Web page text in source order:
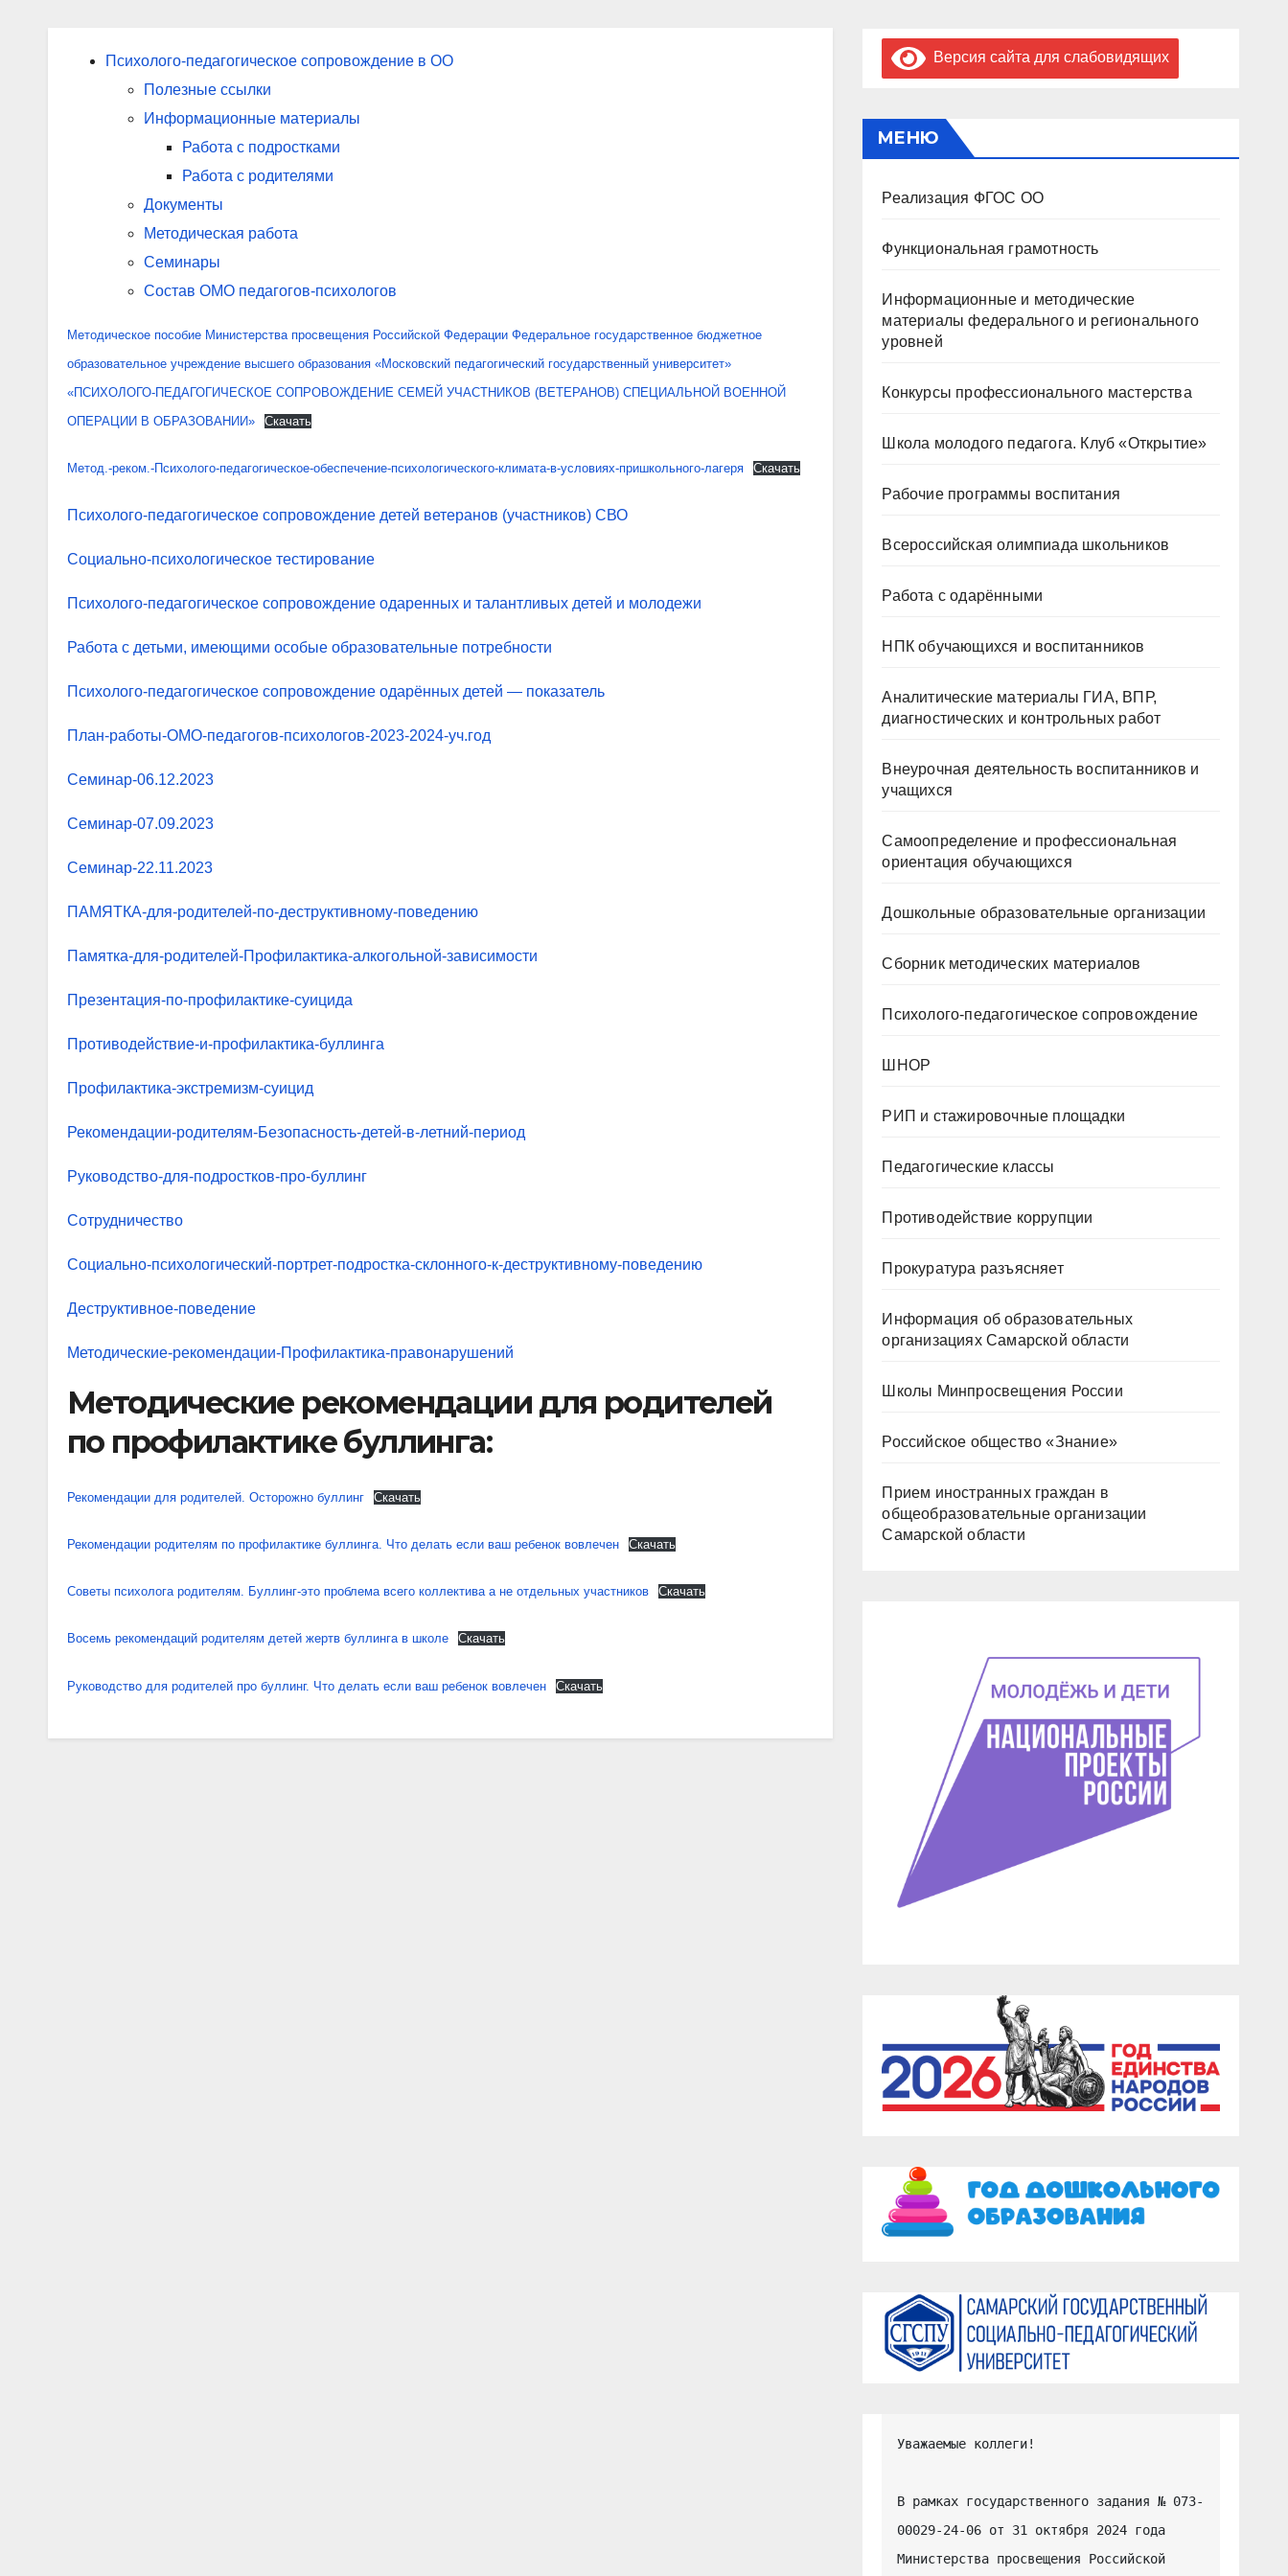
Психолого-педагогическое сопровождение в ОО
Полезные ссылки
Информационные материалы
Работа с подростками
Работа с родителями
Документы
Методическая работа
Семинары
Состав ОМО педагогов-психологов
Методическое пособие Министерства просвещения Российской Федерации Федеральное государственное бюджетное
образовательное учреждение высшего образования «Московский педагогический государственный университет»
«ПСИХОЛОГО-ПЕДАГОГИЧЕСКОЕ СОПРОВОЖДЕНИЕ СЕМЕЙ УЧАСТНИКОВ (ВЕТЕРАНОВ) СПЕЦИАЛЬНОЙ ВОЕННОЙ
ОПЕРАЦИИ В ОБРАЗОВАНИИ»
Скачать
Метод.-реком.-Психолого-педагогическое-обеспечение-психологического-климата-в-условиях-пришкольного-лагеря Скачать
Психолого-педагогическое сопровождение детей ветеранов (участников) СВО
Социально-психологическое тестирование
Психолого-педагогическое сопровождение одаренных и талантливых детей и молодежи
Работа с детьми, имеющими особые образовательные потребности
Психолого-педагогическое сопровождение одарённых детей — показатель
План-работы-ОМО-педагогов-психологов-2023-2024-уч.год
Семинар-06.12.2023
Семинар-07.09.2023
Семинар-22.11.2023
ПАМЯТКА-для-родителей-по-деструктивному-поведению
Памятка-для-родителей-Профилактика-алкогольной-зависимости
Презентация-по-профилактике-суицида
Противодействие-и-профилактика-буллинга
Профилактика-экстремизм-суицид
Рекомендации-родителям-Безопасность-детей-в-летний-период
Руководство-для-подростков-про-буллинг
Сотрудничество
Социально-психологический-портрет-подростка-склонного-к-деструктивному-поведению
Деструктивное-поведение
Методические-рекомендации-Профилактика-правонарушений
Методические рекомендации для родителей
по профилактике буллинга:
Рекомендации для родителей. Осторожно буллинг Скачать
Рекомендации родителям по профилактике буллинга. Что делать если ваш ребенок вовлечен Скачать
Советы психолога родителям. Буллинг-это проблема всего коллектива а не отдельных участников Скачать
Восемь рекомендаций родителям детей жертв буллинга в школе Скачать
Руководство для родителей про буллинг. Что делать если ваш ребенок вовлечен Скачать
Версия сайта для слабовидящих
МЕНЮ
Реализация ФГОС ОО
Функциональная грамотность
Информационные и методические
материалы федерального и регионального
уровней
Конкурсы профессионального мастерства
Школа молодого педагога. Клуб «Открытие»
Рабочие программы воспитания
Всероссийская олимпиада школьников
Работа с одарёнными
НПК обучающихся и воспитанников
Аналитические материалы ГИА, ВПР,
диагностических и контрольных работ
Внеурочная деятельность воспитанников и
учащихся
Самоопределение и профессиональная
ориентация обучающихся
Дошкольные образовательные организации
Сборник методических материалов
Психолого-педагогическое сопровождение
ШНОР
РИП и стажировочные площадки
Педагогические классы
Противодействие коррупции
Прокуратура разъясняет
Информация об образовательных
организациях Самарской области
Школы Минпросвещения России
Российское общество «Знание»
Прием иностранных граждан в
общеобразовательные организации
Самарской области
Уважаемые коллеги!
В рамках государственного задания № 073-
00029-24-06 от 31 октября 2024 года
Министерства просвещения Российской